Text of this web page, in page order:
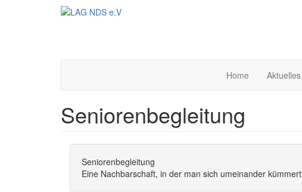
Home Aktuelles
Seniorenbegleitung
Seniorenbegleitung
Eine Nachbarschaft, in der man sich umeinander kümmert